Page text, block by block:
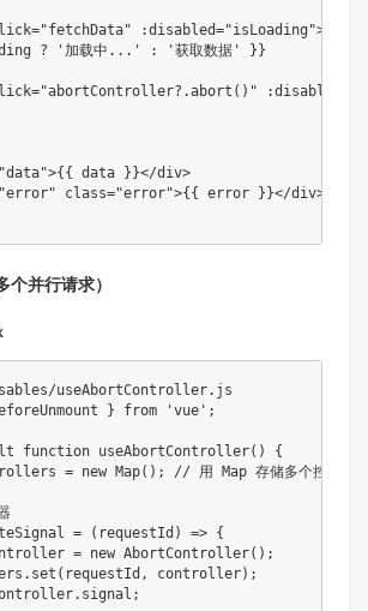
:disabled="isLoading">
? '加载中...' : '获取数据' }}
{ data }}</div>
class="error">{
{ error }}</div>
个并行请求）
useAbortController.js
} from 'vue';
function useAbortController() {
= new Map(); // 用 Map 存储多个控制器
= (requestId) => {
= new AbortController();
controller);